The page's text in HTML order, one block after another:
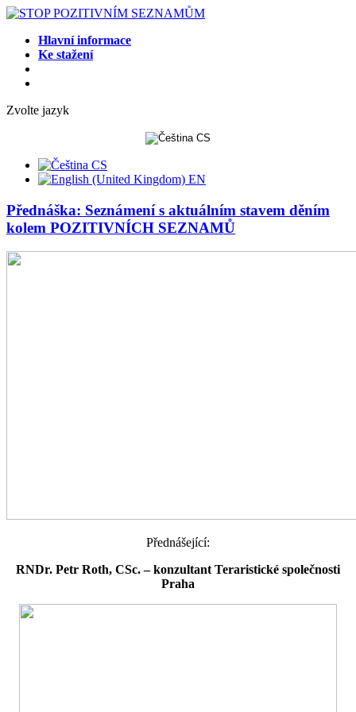
Hlavní informace
Ke stažení
Zvolte jazyk
CS
CS
EN
Přednáška: Seznámení s aktuálním stavem děním
kolem POZITIVNÍCH SEZNAMŮ
Přednášející:
RNDr. Petr Roth, CSc. – konzultant Teraristické společnosti
Praha